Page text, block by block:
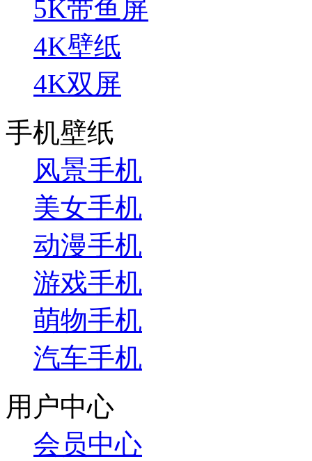
5K带鱼屏
4K壁纸
4K双屏
手机壁纸
风景手机
美女手机
动漫手机
游戏手机
萌物手机
汽车手机
用户中心
会员中心